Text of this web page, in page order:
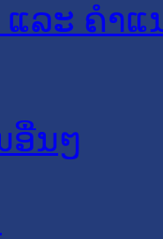
ລະ ຄໍາແ
ອື່ນໆ